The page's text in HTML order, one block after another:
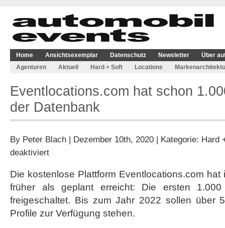
Home Ansichtsexemplar Datenschutz Newsletter
Über
Agenturen
Aktuell Hard + Soft Locations
Eventlocations.com hat schon
der Datenbank
By Peter Blach | Dezember 10th, 2020 | Kategorie: Hard
deaktiviertfür
schon
1.000
in
der
Die kostenlose Plattform Eventlocations.com
früher als geplant erreicht: Die ersten
freigeschaltet. Bis zum Jahr 2022 sollen über
Profile zur Verfügung stehen.